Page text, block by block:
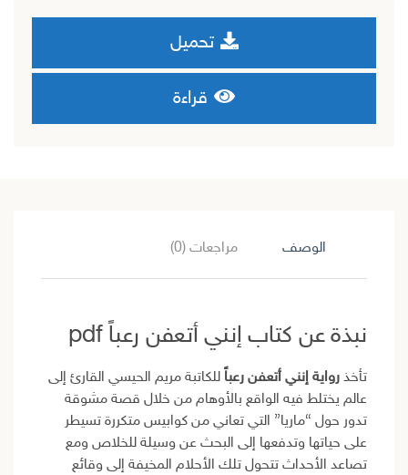
تحميل
قراءة
الوصف مراجعات (0)
نبذة عن كتاب إنني أتعفن رعباً pdf
تأخذ رواية إنني أتعفن رعباً للكاتبة مريم الحيسي القارئ إلى
عالم يختلط فيه الواقع بالأوهام من خلال قصة مشوقة
تدور حول “ماريا” التي تعاني من كوابيس متكررة تسيطر
على حياتها وتدفعها إلى البحث عن وسيلة للخلاص ومع
تصاعد الأحداث تتحول تلك الأحلام المخيفة إلى وقائع